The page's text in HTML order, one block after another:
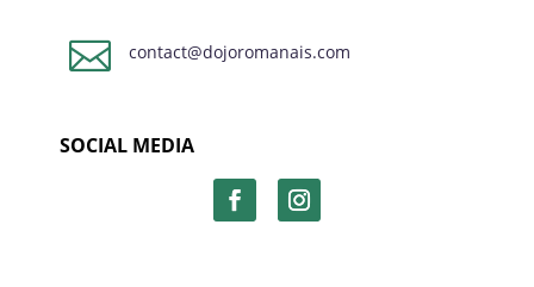
 contact@dojoromanais.com
SOCIAL MEDIA